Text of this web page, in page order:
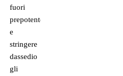
fuori
prepotentemente
e
stringere
dassedio
gli